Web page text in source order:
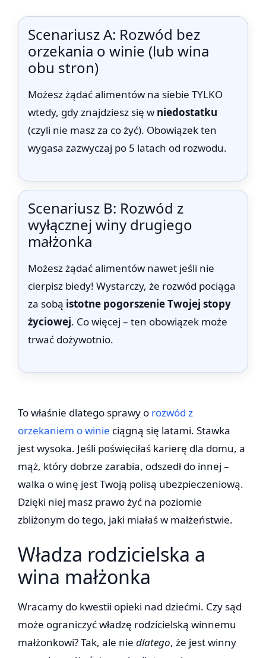
Scenariusz A: Rozwód bez
orzekania o winie (lub wina
obu stron)
Możesz żądać alimentów na siebie TYLKO
wtedy, gdy znajdziesz się w niedostatku
(czyli nie masz za co żyć). Obowiązek ten
wygasa zazwyczaj po 5 latach od rozwodu.
Scenariusz B: Rozwód z
wyłącznej winy drugiego
małżonka
Możesz żądać alimentów nawet jeśli nie
cierpisz biedy! Wystarczy, że rozwód pociąga
za sobą istotne pogorszenie Twojej stopy
życiowej. Co więcej – ten obowiązek może
trwać dożywotnio.
To właśnie dlatego sprawy o rozwód z
orzekaniem o winie ciągną się latami. Stawka
jest wysoka. Jeśli poświęciłaś karierę dla domu, a
mąż, który dobrze zarabia, odszedł do innej –
walka o winę jest Twoją polisą ubezpieczeniową.
Dzięki niej masz prawo żyć na poziomie
zbliżonym do tego, jaki miałaś w małżeństwie.
Władza rodzicielska a
wina małżonka
Wracamy do kwestii opieki nad dziećmi. Czy sąd
może ograniczyć władzę rodzicielską winnemu
małżonkowi? Tak, ale nie dlatego, że jest winny